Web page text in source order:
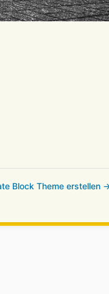
Block Theme erstellen